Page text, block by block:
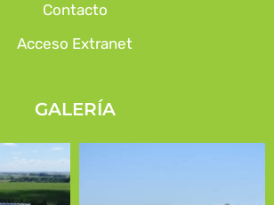
Contacto
Acceso Extranet
GALERÍA